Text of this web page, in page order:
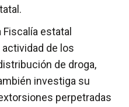
estatal
de los
de droga,
investiga su
perpetradas